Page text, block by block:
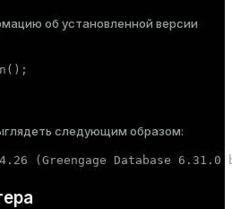
об установленной версии
следующим образом:
(Greengage Database